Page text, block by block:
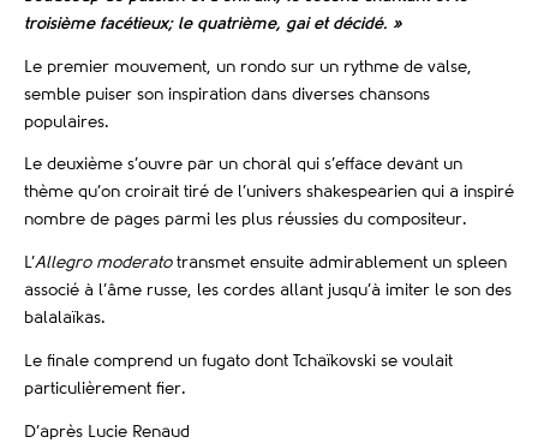
troisième facétieux; le quatrième, gai et décidé. »
Le premier mouvement, un rondo sur un rythme de valse,
semble puiser son inspiration dans diverses chansons
populaires.
Le deuxième s’ouvre par un choral qui s’efface devant un
thème qu’on croirait tiré de l’univers shakespearien qui a inspiré
nombre de pages parmi les plus réussies du compositeur.
L’Allegro moderato transmet ensuite admirablement un spleen
associé à l’âme russe, les cordes allant jusqu’à imiter le son des
balalaïkas.
Le finale comprend un fugato dont Tchaïkovski se voulait
particulièrement fier.
D’après Lucie Renaud